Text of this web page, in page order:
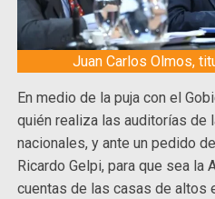
Juan Carlos Olmos,
En medio de la puja con el
quién realiza las auditorías de
nacionales, y ante un pedido
Ricardo Gelpi, para que sea la
cuentas de las casas de altos